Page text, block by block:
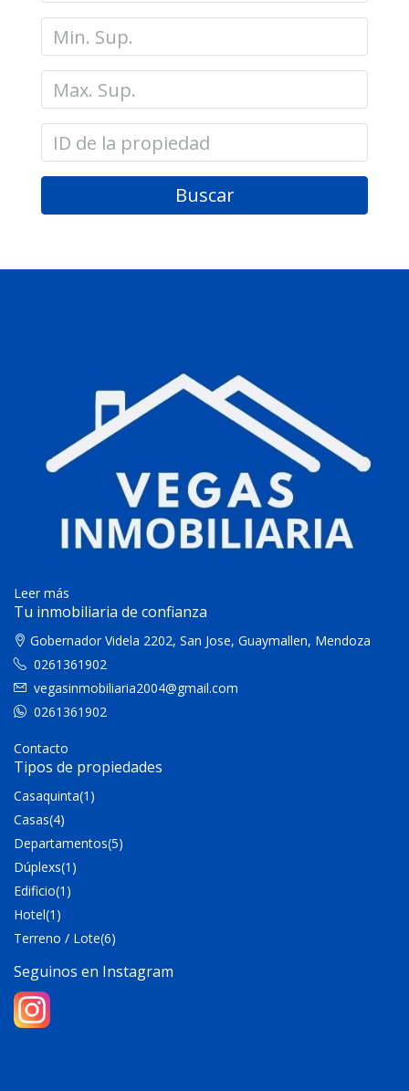
Buscar
Leer más
Tu inmobiliaria de confianza
Gobernador Videla 2202, San Jose, Guaymallen, Mendoza
0261361902
vegasinmobiliaria2004@gmail.com
0261361902
Contacto
Tipos de propiedades
Casaquinta(1)
Casas(4)
Departamentos(5)
Dúplexs(1)
Edificio(1)
Hotel(1)
Terreno / Lote(6)
Seguinos en Instagram